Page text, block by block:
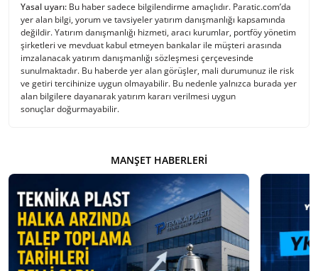
Yasal uyarı: Bu haber sadece bilgilendirme amaçlıdır. Paratic.com’da
yer alan bilgi, yorum ve tavsiyeler yatırım danışmanlığı kapsamında
değildir. Yatırım danışmanlığı hizmeti, aracı kurumlar, portföy yönetim
şirketleri ve mevduat kabul etmeyen bankalar ile müşteri arasında
imzalanacak yatırım danışmanlığı sözleşmesi çerçevesinde
sunulmaktadır. Bu haberde yer alan görüşler, mali durumunuz ile risk
ve getiri tercihinize uygun olmayabilir. Bu nedenle yalnızca burada yer
alan bilgilere dayanarak yatırım kararı verilmesi uygun
sonuçlar doğurmayabilir.
MANŞET HABERLERI